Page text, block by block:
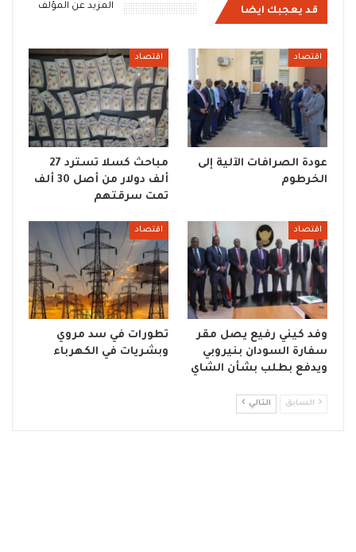
قد يعجبك ايضا المزيد عن المؤلف
اقتصاد
عودة الصرافات الآلية إلى
الخرطوم
اقتصاد
مباحث كسلا تسترد 27
ألف دولار من أصل 30 ألف
تمت سرقتهم
اقتصاد
وفد كيني رفيع يصل مقر
سفارة السودان بنيروبي
ويدفع بطلب بشأن الشاي
اقتصاد
تطورات في سد مروي
وبشريات في الكهرباء
السابق التالي